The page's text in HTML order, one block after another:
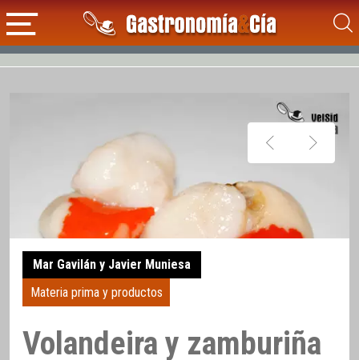
Mar Gavilán y Javier Muniesa
Materia prima y productos
Volandeira y zamburiña